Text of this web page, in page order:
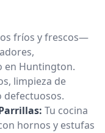
fríos y frescos—
en Huntington.
limpieza de
defectuosos.
Tu cocina
hornos y estufas